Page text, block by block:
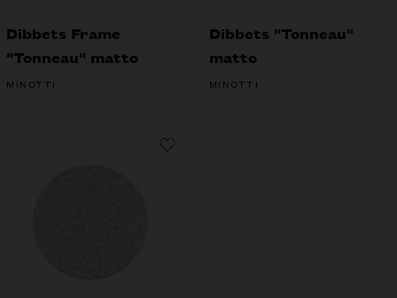
Dibbets Frame
"Tonneau" matto
MINOTTI
Dibbets "Tonneau"
matto
MINOTTI